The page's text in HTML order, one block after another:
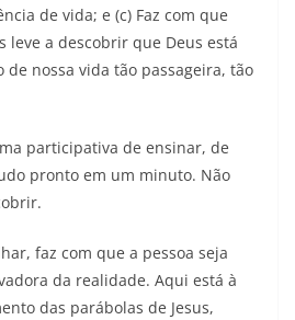
de vida; e (c) Faz com que
leve a descobrir que Deus está
nossa vida tão passageira, tão
participativa de ensinar, de
pronto em um minuto. Não
faz com que a pessoa seja
da realidade. Aqui está à
das parábolas de Jesus,